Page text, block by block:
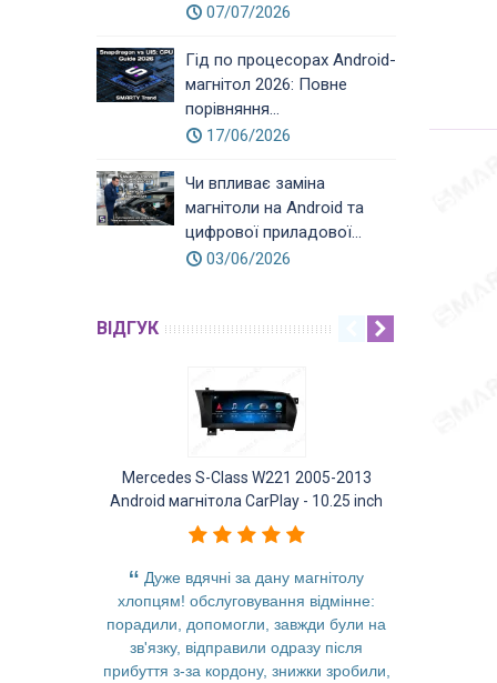
07/07/2026
Гід по процесорах Android-
магнітол 2026: Повне
порівняння...
17/06/2026
Чи впливає заміна
магнітоли на Android та
цифрової приладової...
03/06/2026
ВІДГУК
Mercedes S-Class W221 2005-2013
Android магнітола CarPlay - 10.25 inch
Дуже вдячні за дану магнітолу
хлопцям! обслуговування відмінне:
порадили, допомогли, завжди були на
зв'язку, відправили одразу після
прибуття з-за кордону, знижки зробили,
Mercedes